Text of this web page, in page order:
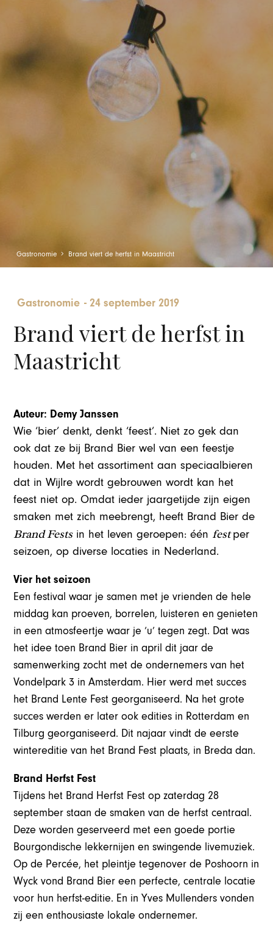
Gastronomie Brand viert de herfst in Maastricht
Gastronomie -24 september 2019
Brand viert de herfst in
Maastricht
Auteur: Demy Janssen
Wie ‘bier’ denkt, denkt ‘feest’. Niet zo gek dan
ook dat ze bij Brand Bier wel van een feestje
houden. Met het assortiment aan speciaalbieren
dat in Wijlre wordt gebrouwen wordt kan het
feest niet op. Omdat ieder jaargetijde zijn eigen
smaken met zich meebrengt, heeft Brand Bier de
Brand Festsin het leven geroepen: één festper
seizoen, op diverse locaties in Nederland.
Vier het seizoen
Een festival waar je samen met je vrienden de hele
middag kan proeven, borrelen, luisteren en genieten
in een atmosfeertje waar je ‘u’ tegen zegt. Dat was
het idee toen Brand Bier in april dit jaar de
samenwerking zocht met de ondernemers van het
Vondelpark 3 in Amsterdam. Hier werd met succes
het Brand Lente Fest georganiseerd. Na het grote
succes werden er later ook edities in Rotterdam en
Tilburg georganiseerd. Dit najaar vindt de eerste
wintereditie van het Brand Fest plaats, in Breda dan.
Brand Herfst Fest
Tijdens het Brand Herfst Fest op zaterdag 28
september staan de smaken van de herfst centraal.
Deze worden geserveerd met een goede portie
Bourgondische lekkernijen en swingende livemuziek.
Op de Percée, het pleintje tegenover de Poshoorn in
Wyck vond Brand Bier een perfecte, centrale locatie
voor hun herfst-editie. En in Yves Mullenders vonden
zij een enthousiaste lokale ondernemer.